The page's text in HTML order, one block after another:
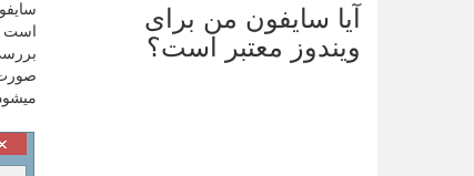
آیا سایفون من برای
ویندوز معتبر است؟
است